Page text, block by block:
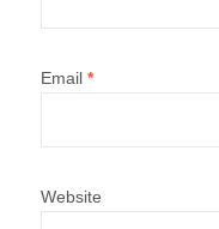
Email *
Website